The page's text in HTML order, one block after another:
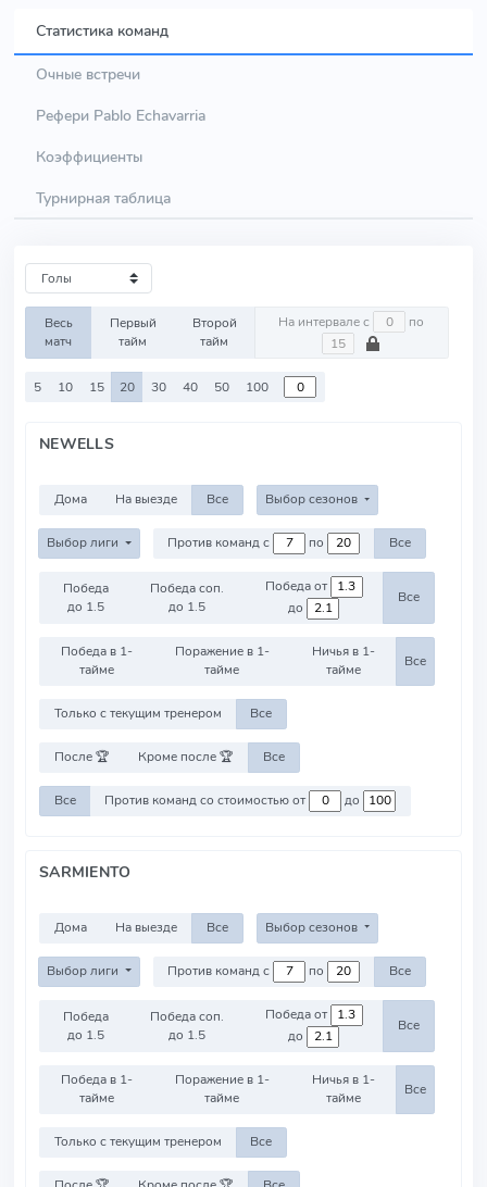
Статистика команд
Очные встречи
Рефери Pablo Echavarria
Коэффициенты
Турнирная таблица
Весь
матч
Первый
тайм
Второй
тайм
На интервале с по
5 10 15 20 30 40 50 100
NEWELLS
Дома На выезде Все Выбор сезонов
Выбор лиги Против команд с по Все
Победа
до 1.5
Победа соп.
до 1.5
Победа от
до
Все
Победа в 1-
тайме
Поражение в 1-
тайме
Ничья в 1-
тайме
Все
Только с текущим тренером Все
После 🏆 Кроме после 🏆 Все
Все Против команд со стоимостью от до
SARMIENTO
Дома На выезде Все Выбор сезонов
Выбор лиги Против команд с по Все
Победа
до 1.5
Победа соп.
до 1.5
Победа от
до
Все
Победа в 1-
тайме
Поражение в 1-
тайме
Ничья в 1-
тайме
Все
Только с текущим тренером Все